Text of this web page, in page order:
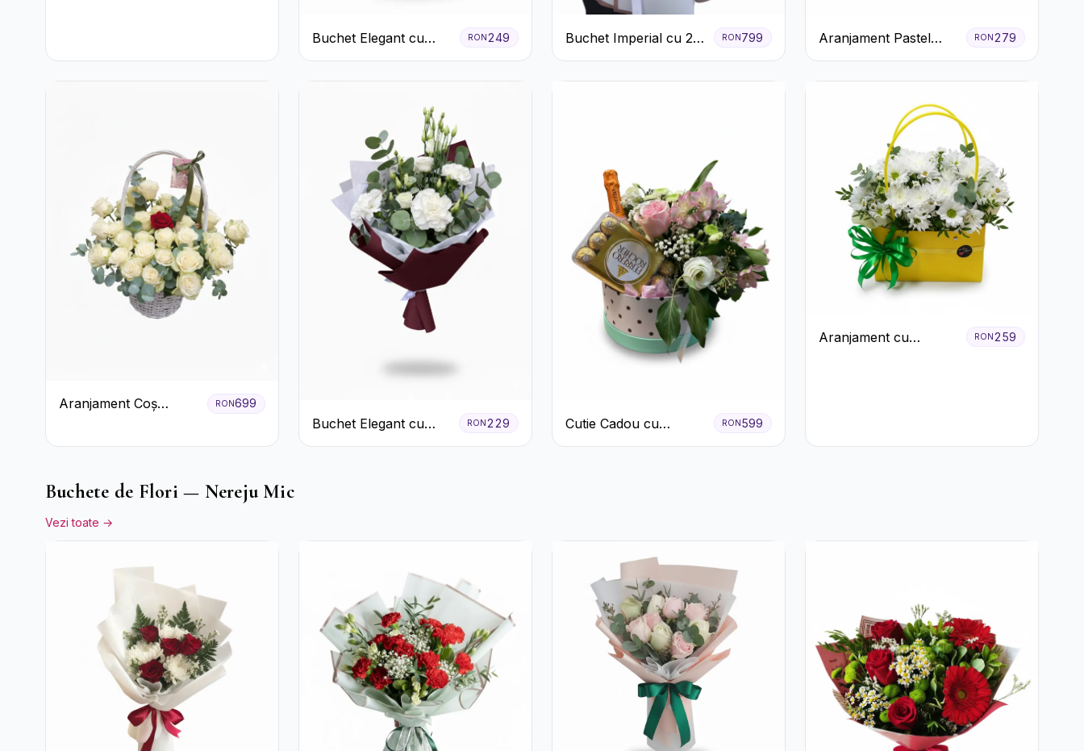
Buchet Elegant cu
Garoafe Albe și
RON249
Buchet Imperial cu 25
Trandafiri
RON799
Aranjament Pastel
Verde în Cutie Galben
RON279
Aranjament Coș
Accent Roșu
RON699
Buchet Elegant cu
Garoafe Albe și
RON 229
Cutie Cadou cu
Prosecco Mionetto
RON 599
Aranjament cu
RON259
Buchete de Flori — Nereju Mic
Vezi toate →